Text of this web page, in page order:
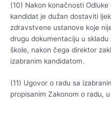
(10) Nakon konačnosti
kandidat je dužan dostaviti
zdravstvene ustanove koje
drugu dokumentaciju u
škole, nakon čega direktor
izabranim kandidatom.
(11) Ugovor o radu sa
propisanim Zakonom o radu,